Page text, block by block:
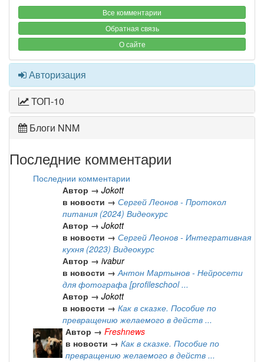
Все комментарии
Обратная связь
О сайте
Авторизация
ТОП-10
Блоги NNM
Последние комментарии
Последнии комментарии
Автор → Jokott
в новости → Сергей Леонов - Протокол
питания (2024) Видеокурс
Автор → Jokott
в новости → Сергей Леонов - Интегративная
кухня (2023) Видеокурс
Автор → ivabur
в новости → Антон Мартынов - Нейросети
для фотографа [profileschool ...
Автор → Jokott
в новости → Как в сказке. Пособие по
превращению желаемого в действ ...
Автор → Freshnews
в новости → Как в сказке. Пособие по
превращению желаемого в действ ...